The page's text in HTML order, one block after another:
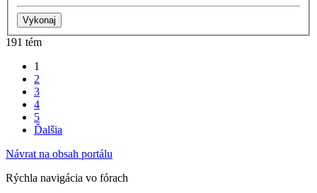
191 tém
1
2
3
4
5
Ďalšia
Návrat na obsah portálu
Rýchla navigácia vo fórach